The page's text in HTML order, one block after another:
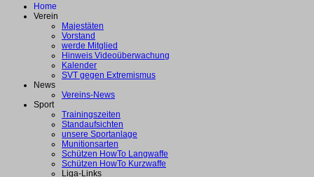
Home
Verein
Majestäten
Vorstand
werde Mitglied
Hinweis Videoüberwachung
Kalender
SVT gegen Extremismus
News
Vereins-News
Sport
Trainingszeiten
Standaufsichten
unsere Sportanlage
Munitionsarten
Schützen HowTo Langwaffe
Schützen HowTo Kurzwaffe
Liga-Links